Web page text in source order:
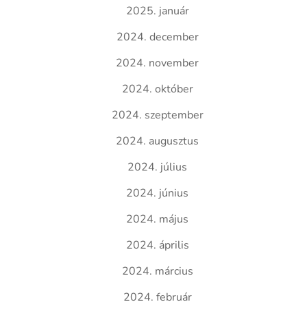
2025. január
2024. december
2024. november
2024. október
2024. szeptember
2024. augusztus
2024. július
2024. június
2024. május
2024. április
2024. március
2024. február